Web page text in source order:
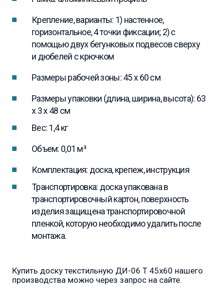
Крепление, варианты: 1) настенное,
горизонтальное, 4 точки фиксации; 2) с
помощью двух бегунковых подвесов сверху
и дюбелей с крючком
Размеры рабочей зоны: 45 x 60 см
Размеры упаковки (длина, ширина, высота): 63
x 3 x 48 см
Вес: 1,4 кг
Объем: 0,01 м³
Комплектация: доска, крепеж, инструкция
Транспортировка: доска упакована в
транспортировочный картон, поверхность
изделия защищена транспортировочной
пленкой, которую необходимо удалить после
монтажа.
Купить доску текстильную ДИ-06 Т 45х60 нашего
производства можно через запрос на сайте.